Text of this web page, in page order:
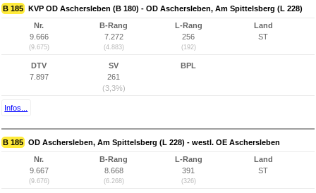
B 185 KVP OD Aschersleben (B 180) - OD Aschersleben, Am Spittelsberg (L 228)
Nr.
9.666
(9.675)
B-Rang
7.272
(4.883)
L-Rang
256
(192)
Land
ST
DTV
7.897
SV
261
(3,3%)
BPL
Infos...
B 185 OD Aschersleben, Am Spittelsberg (L 228) - westl. OE Aschersleben
Nr.
9.667
(9.676)
B-Rang
8.668
(6.268)
L-Rang
391
(326)
Land
ST